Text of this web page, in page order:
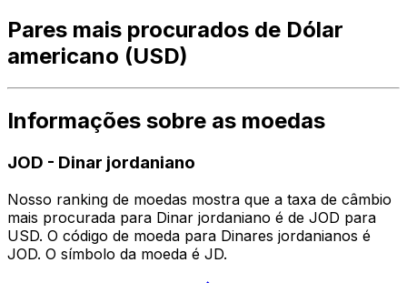
Pares mais procurados de Dólar
americano (USD)
Informações sobre as moedas
JOD - Dinar jordaniano
Nosso ranking de moedas mostra que a taxa de câmbio
mais procurada para Dinar jordaniano é de JOD para
USD. O código de moeda para Dinares jordanianos é
JOD. O símbolo da moeda é JD.